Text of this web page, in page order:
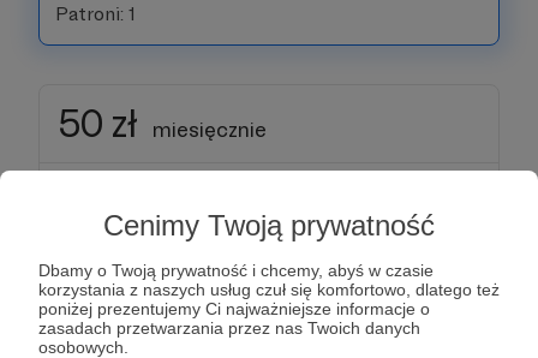
Cenimy Twoją prywatność
Dbamy o Twoją prywatność i chcemy, abyś w czasie
korzystania z naszych usług czuł się komfortowo, dlatego też
poniżej prezentujemy Ci najważniejsze informacje o
zasadach przetwarzania przez nas Twoich danych
osobowych.
Patroni: 1
50 zł miesięcznie
stanie w niej z marszu uczestniczyć. Dlaczego? Bo
także nie mamy wiedzy o zwierzętach w danym
miejscu. Do tego potrzebujemy przewodnika z
miejscowej społeczności. Za taką kwotę jesteśmy